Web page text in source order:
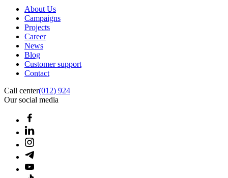
About Us
Campaigns
Projects
Career
News
Blog
Customer support
Contact
Call center(012) 924
Our social media